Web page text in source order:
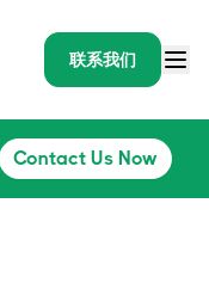
联系我们
Contact Us Now